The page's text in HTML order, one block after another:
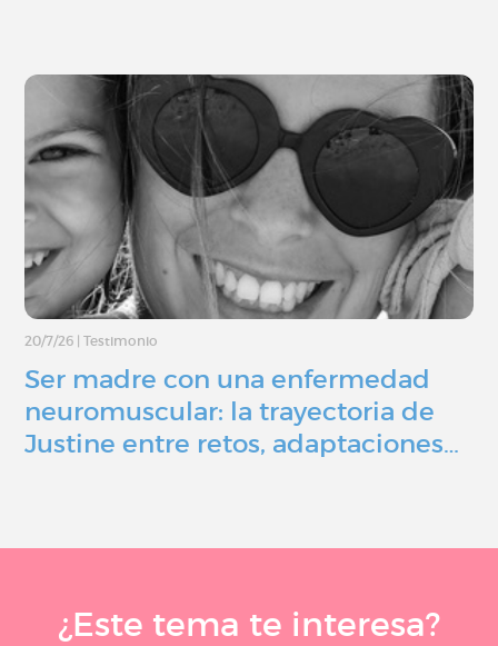
20/7/26 Testimonio
Ser madre con una enfermedad
neuromuscular: la trayectoria de
Justine entre retos, adaptaciones…
¿Este tema te interesa?